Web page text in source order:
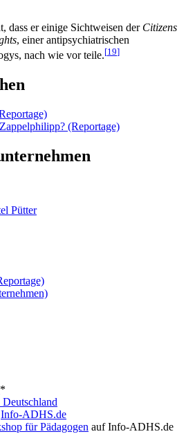
dass er einige Sichtweisen der Citizens
, einer antipsychiatrischen
nach wie vor teile.[19]
(Reportage)
Pütter
*
Info-ADHS.de
für Pädagogen auf Info-ADHS.de